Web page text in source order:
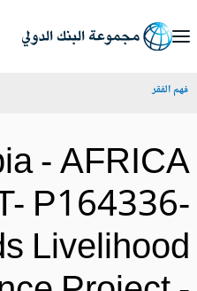
الفقر
-